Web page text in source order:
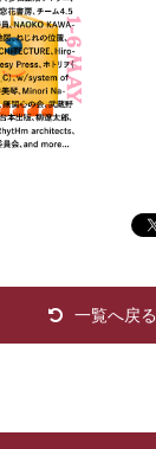
一覧へ戻る